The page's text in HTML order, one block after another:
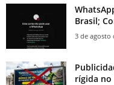
Brasil;
3 de agosto
rígida no